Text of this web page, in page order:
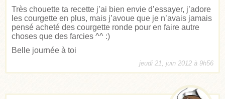
Très chouette ta recette j’ai bien envie d’essayer, j’adore
les courgette en plus, mais j’avoue que je n’avais jamais
pensé acheté des courgette ronde pour en faire autre
choses que des farcies ^^ :)
Belle journée à toi
jeudi 21, juin 2012 à 9h56